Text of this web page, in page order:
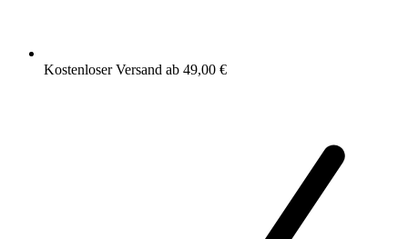
Kostenloser Versand ab 49,00 €